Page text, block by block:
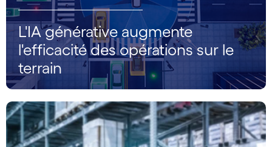
L'IA générative augmente
l'efficacité des opérations sur le
terrain